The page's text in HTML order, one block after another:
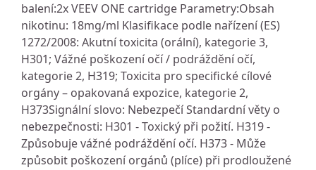
balení:2x VEEV ONE cartridge Parametry:Obsah
nikotinu: 18mg/ml Klasifikace podle nařízení (ES)
1272/2008: Akutní toxicita (orální), kategorie 3,
H301; Vážné poškození očí / podráždění očí,
kategorie 2, H319; Toxicita pro specifické cílové
orgány – opakovaná expozice, kategorie 2,
H373Signální slovo: Nebezpečí Standardní věty o
nebezpečnosti: H301 - Toxický při požití. H319 -
Způsobuje vážné podráždění očí. H373 - Může
způsobit poškození orgánů (plíce) při prodloužené